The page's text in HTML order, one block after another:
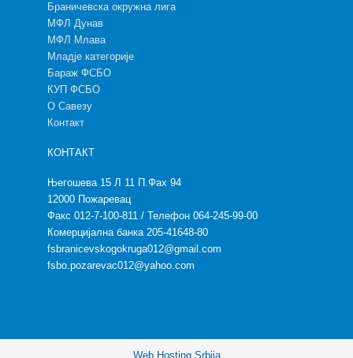
Браничевска окружна лига
МФЛ Дунав
МФЛ Млава
Младје категорије
Бараж ФСБО
КУП ФСБО
О Савезу
Контакт
КОНТАКТ
Његошева 15 Л 11 П.Фах 94
12000 Пожаревац
Факс 012-7-100-811 / Телефон 064-245-99-00
Комерцијална банка 205-41648-80
fsbranicevskogokruga012@gmail.com
fsbo.pozarevac012@yahoo.com
Web Hosting Srbija